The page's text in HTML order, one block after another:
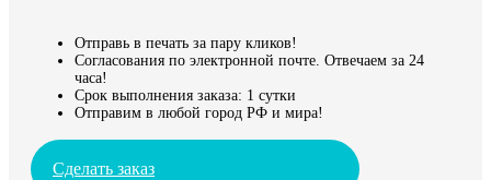
Отправь в печать за пару кликов!
Согласования по электронной почте. Отвечаем за 24
часа!
Срок выполнения заказа: 1 сутки
Отправим в любой город РФ и мира!
Сделать заказ